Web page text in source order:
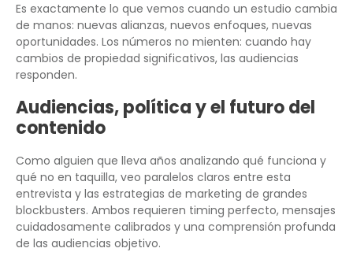
Es exactamente lo que vemos cuando un estudio cambia
de manos: nuevas alianzas, nuevos enfoques, nuevas
oportunidades. Los números no mienten: cuando hay
cambios de propiedad significativos, las audiencias
responden.
Audiencias, política y el futuro del
contenido
Como alguien que lleva años analizando qué funciona y
qué no en taquilla, veo paralelos claros entre esta
entrevista y las estrategias de marketing de grandes
blockbusters. Ambos requieren timing perfecto, mensajes
cuidadosamente calibrados y una comprensión profunda
de las audiencias objetivo.